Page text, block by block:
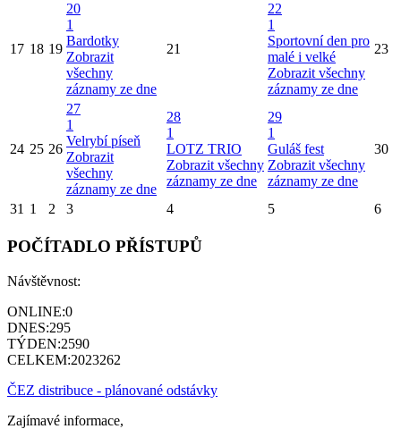
17 18 19
20
1
Bardotky
Zobrazit
všechny
záznamy ze dne
21
22
1
Sportovní den pro
malé i velké
Zobrazit všechny
záznamy ze dne
23
24 25 26
27
1
Velrybí píseň
Zobrazit
všechny
záznamy ze dne
28
1
LOTZ TRIO
Zobrazit všechny
záznamy ze dne
29
1
Guláš fest
Zobrazit všechny
záznamy ze dne
30
31 1 2 3 4 5 6
POČÍTADLO PŘÍSTUPŮ
Návštěvnost:
ONLINE:0
DNES:295
TÝDEN:2590
CELKEM:2023262
ČEZ distribuce - plánované odstávky
Zajímavé informace,